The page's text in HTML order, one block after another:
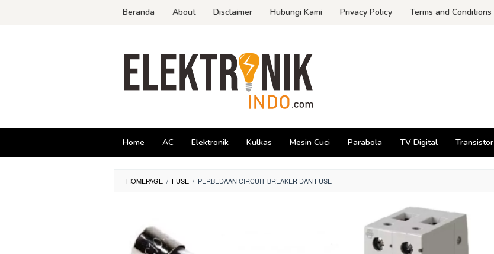
Beranda About Disclaimer Hubungi Kami Privacy Policy Terms and Conditions
Home AC Elektronik Kulkas Mesin Cuci Parabola TV Digital Transistor
HOMEPAGE / FUSE / PERBEDAAN CIRCUIT BREAKER DAN FUSE